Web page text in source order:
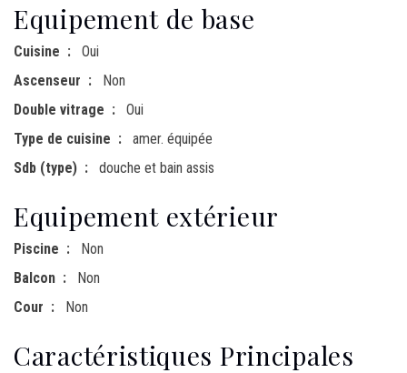
Equipement de base
Cuisine
Oui
Ascenseur
Non
Double vitrage
Oui
Type de cuisine
amer. équipée
Sdb (type)
douche et bain assis
Equipement extérieur
Piscine
Non
Balcon
Non
Cour
Non
Caractéristiques Principales